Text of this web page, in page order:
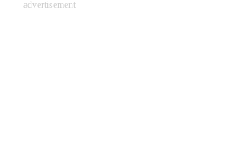
advertisement